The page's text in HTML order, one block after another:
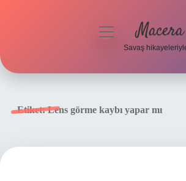
menüyü
Savaş
Etiket:Lens görme kaybı yapar mı